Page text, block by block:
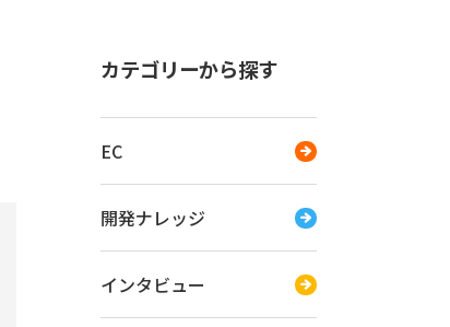
カテゴリーから探す
EC
開発ナレッジ
インタビュー